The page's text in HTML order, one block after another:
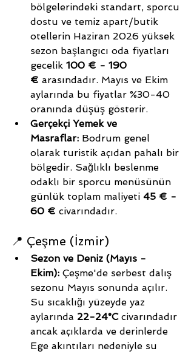
bölgelerindeki standart, sporcu
dostu ve temiz apart/butik
otellerin Haziran 2026 yüksek
sezon başlangıcı oda fiyatları
gecelik 100 € - 190
€ arasındadır. Mayıs ve Ekim
aylarında bu fiyatlar %30-40
oranında düşüş gösterir.
Gerçekçi Yemek ve
Masraflar: Bodrum genel
olarak turistik açıdan pahalı bir
bölgedir. Sağlıklı beslenme
odaklı bir sporcu menüsünün
günlük toplam maliyeti 45 € -
60 € civarındadır.
📍 Çeşme (İzmir)
Sezon ve Deniz (Mayıs -
Ekim): Çeşme'de serbest dalış
sezonu Mayıs sonunda açılır.
Su sıcaklığı yüzeyde yaz
aylarında 22-24°C civarındadır
ancak açıklarda ve derinlerde
Ege akıntıları nedeniyle su